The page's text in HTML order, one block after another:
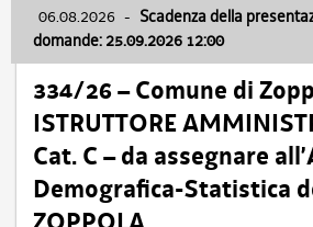
06.08.2026 - Scadenza della
domande: 25.09.2026 12:00
334/26 – Comune di
ISTRUTTORE
Cat. C – da assegnare
Demografica-Statistica